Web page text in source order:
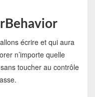
écrire et qui aura
n’importe quelle
toucher au contrôle